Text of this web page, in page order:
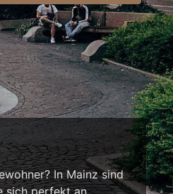
In Mainz sind